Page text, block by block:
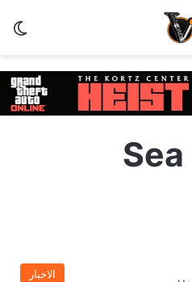
الاخبار